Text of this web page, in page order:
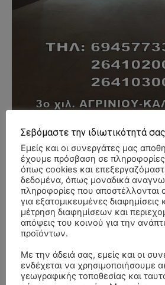
- Advertisment -
Σεβόμαστε την ιδιωτικότητά σας
Εμείς και οι συνεργάτες μας
έχουμε πρόσβαση σε
όπως cookies και
δεδομένα, όπως μοναδικά
πληροφορίες που αποστέλλονται
για εξατομικευμένες διαφημίσεις
μέτρηση διαφημίσεων και
απόψεις του κοινού για την
προϊόντων.
Με την άδειά σας, εμείς και οι
ενδέχεται να χρησιμοποιήσουμε
γεωγραφικής τοποθεσίας και